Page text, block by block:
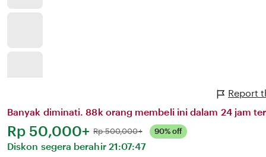
Report
Banyak diminati. 88k orang membeli ini dalam 24 jam
Harga:
Rp 50,000+ Normal:
Rp 500,000+ 90% off
Diskon segera berahir 21:07:47